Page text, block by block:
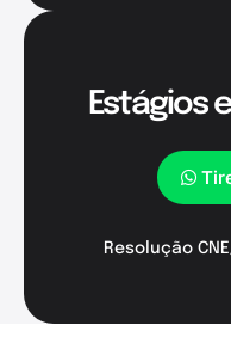
Estágios
Resolução